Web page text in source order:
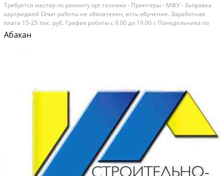
Требуется мастер по ремонту орг.техники - Принтеры - МФУ - Заправка
картриджей Опыт работы не обязателен, есть обучение. Заработная
плата 15-25 тыс. руб. График работы с 9.00 до 19.00 с Понедельника по
Пятницу. Категория: вакансии. График работы: полный день. Опыт
работы: не имеет значения
Абакан